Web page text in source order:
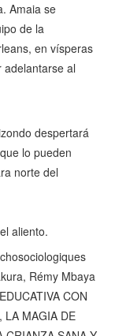
Amaia se
de la
en vísperas
al
despertará
lo pueden
norte del
aliento.
Rémy Mbaya
CON
, LA MAGIA DE